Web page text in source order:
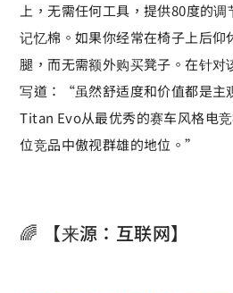
上，无需任何工具，提供80度的
记忆棉。如果你经常在椅子上后仰
腿，而无需额外购买凳子。在针对
写道：“虽然舒适度和价值都是主
Titan Evo从最优秀的赛车风格电
位竞品中傲视群雄的地位。”
🌈 【来源：互联网】